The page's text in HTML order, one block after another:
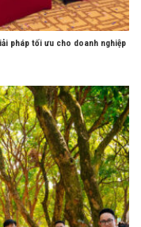
pháp tối ưu cho doanh nghiệp